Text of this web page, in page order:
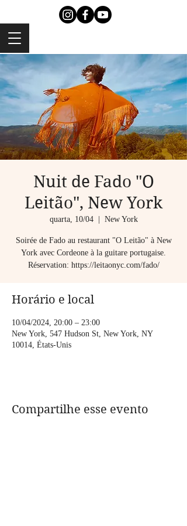
Nuit de Fado "O
Leitão", New York
quarta, 10/04
  |
New York
Soirée de Fado au restaurant "O Leitão" à New
York avec Cordeone à la guitare portugaise.
Réservation: https://leitaonyc.com/fado/
Horário e local
10/04/2024, 20:00 – 23:00
New York, 547 Hudson St, New York, NY
10014, États-Unis
Compartilhe esse evento